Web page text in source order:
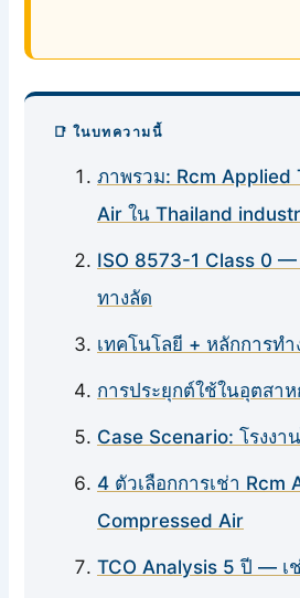
📑 ในบทความนี้
ภาพรวม: Rcm Applied
Air ใน Thailand
ISO 8573-1 Class 0
ทางลัด
เทคโนโลยี + หลักการทำ
การประยุกต์ใช้ในอุตสา
Case Scenario: โรงงา
4 ตัวเลือกการเช่า Rcm
Compressed Air
TCO Analysis 5 ปี — เ